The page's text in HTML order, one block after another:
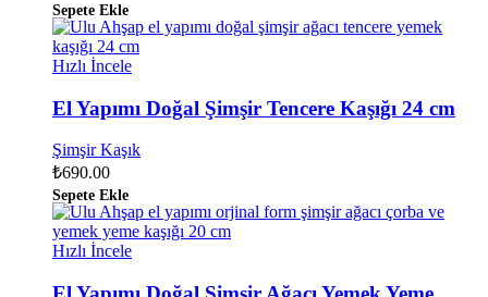
Sepete Ekle
Hızlı İncele
El Yapımı Doğal Şimşir Tencere Kaşığı 24 cm
Şimşir Kaşık
₺690.00
Sepete Ekle
Hızlı İncele